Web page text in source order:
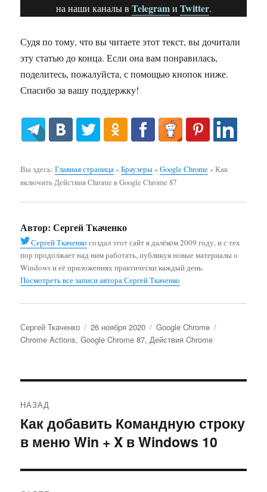
на наши каналы в Telegramи Twitter.
Судя по тому, что вы читаете этот текст, вы дочитали
эту статью до конца. Если она вам понравилась,
поделитесь, пожалуйста, с помощью кнопок ниже.
Спасибо за вашу поддержку!
Вы здесь:Главная страница»Браузеры»Google Chrome »Как
включить Действия Chrome в Google Chrome 87
Автор: Сергей Ткаченко
Сергей Ткаченко создал этот сайт в далёком 2009 году, и с тех
пор продолжает над ним работать, публикуя новые материалы о
Windows и её приложениях практически каждый день.
Посмотреть все записи автора Сергей Ткаченко
Автор
Сергей Ткаченко Опубликовано
26 ноября 2020 Рубрики
Google Chrome
Chrome Actions,Google Chrome 87,Действия Chrome
по
записям
НАЗАД
Предыдущая
запись:
Как добавить Командную строку
в меню Win + X в Windows 10